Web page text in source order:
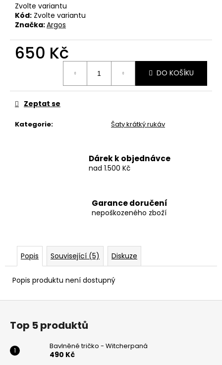
Zvolte variantu
Kód: Zvolte variantu
Značka:Argos
650 Kč
DO KOŠÍKU
Kategorie: Šaty krátký rukáv
Zeptat se
Dárek k objednávce
nad 1.500 Kč
Garance doručení
nepoškozeného zboží
Popis Související (5) Diskuze
Popis produktu není dostupný
SILIKONOVÝ
NÁRAMEK
KRABATHOR
50
Kč
Z
Top 5 produktů
Bavlněné tričko - Witcherpaná
490 Kč